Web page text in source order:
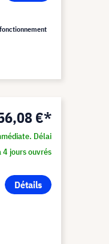
€*
Délai
4 jours ouvrés
Détails